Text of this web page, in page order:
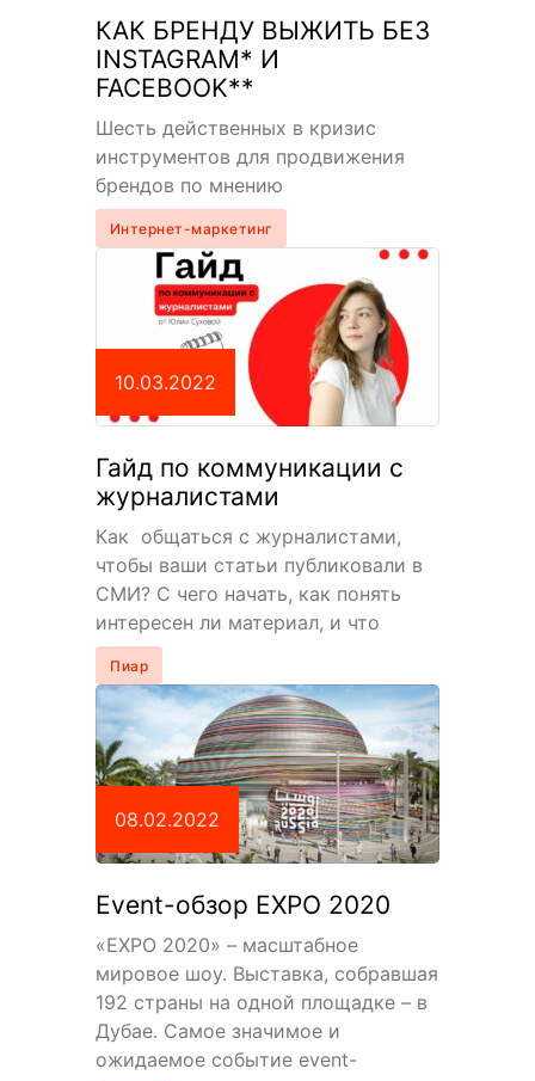
КАК БРЕНДУ ВЫЖИТЬ БЕЗ
INSTAGRAM* И
FACEBOOK**
Шесть действенных в кризис
инструментов для продвижения
брендов по мнению
консалтингового агентства
«Полилог» Из-за усложнившейся
экономической ситуации многие
компании задумались, как
поддержать свой бизнес…
Интернет-маркетинг
Гайд по коммуникации с
журналистами
Как общаться с журналистами,
чтобы ваши статьи публиковали в
СМИ? С чего начать, как понять
интересен ли материал, и что
именно отправлять журналисту?
Читайте…
10.03.2022
Пиар
Event-обзор EXPO 2020
«EXPO 2020» – масштабное
мировое шоу. Выставка, собравшая
192 страны на одной площадке – в
Дубае. Самое значимое и
ожидаемое событие event-
08.02.2022